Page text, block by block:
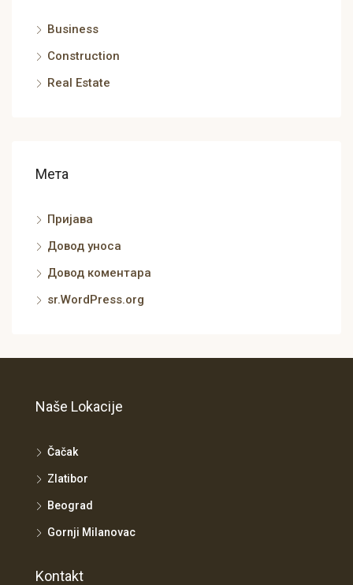
Business
Construction
Real Estate
Мета
Пријава
Довод уноса
Довод коментара
sr.WordPress.org
Naše Lokacije
Čačak
Zlatibor
Beograd
Gornji Milanovac
Kontakt